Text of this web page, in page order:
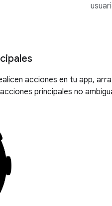
acciones en tu app,
principales no